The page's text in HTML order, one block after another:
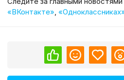
«ВКонтакте»,